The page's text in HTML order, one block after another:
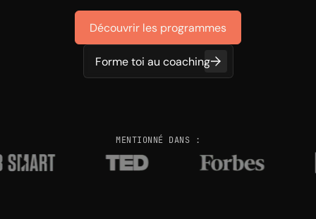
Découvrir les programmes
Forme toi au coaching
MENTIONNÉ DANS :